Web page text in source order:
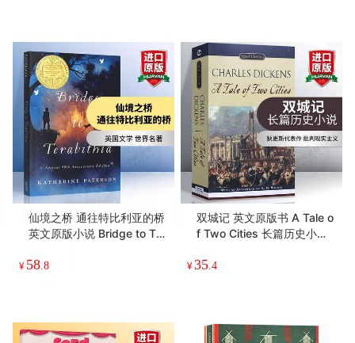
仙境之桥 通往特比利亚的桥
英文原版小说 Bridge to Ter
奖 儿童文学奖 进口英语书籍
¥ 58.8
双城记 英文原版书 A Tale o
f Two Cities 长篇历史小说
原著 全英文版原版 正版进口
¥35.4